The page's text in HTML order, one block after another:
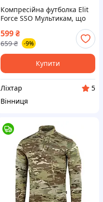
Компресійна футболка Elit
Force SSO Мультикам, що
терморегулююча шг7263 L
[1640-liht]
599₴
659 ₴ -9%
Купити
Ліхтар
5
Вінниця